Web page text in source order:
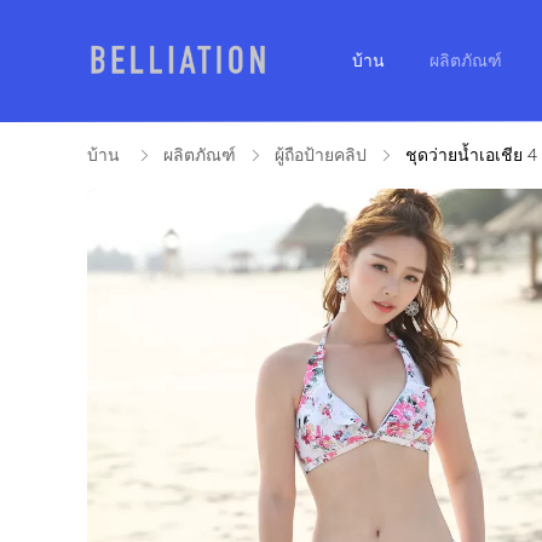
บ้าน ผลิตภัณฑ์
บ้าน ผลิตภัณฑ์ ผู้ถือป้ายคลิป ชุดว่ายน้ำเอเชีย